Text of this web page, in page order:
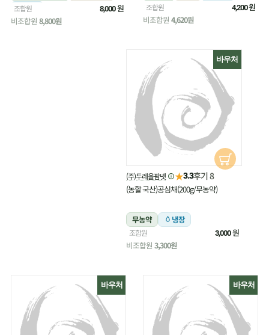
냉장
조합원 8,000원
비조합원 8,800원
조합원 4,200원
비조합원 4,620원
바우처
(주)두레올팜넷 ★3.3후기 8
(농할 국산)공심채(200g/무농약)
무농약 냉장
조합원 3,000원
비조합원3,300원
바우처
바우처